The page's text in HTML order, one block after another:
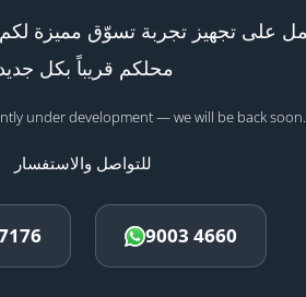
على تجهيز تجربة تسوّق مميزة لكم.
محلكم قريباً بكل
under development — we will be back soon.
للتواصل والاستفسار
9003 4660